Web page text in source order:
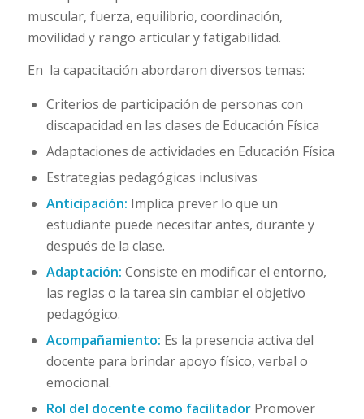
muscular, fuerza, equilibrio, coordinación,
movilidad y rango articular y fatigabilidad.
En la capacitación abordaron diversos temas:
Criterios de participación de personas con
discapacidad en las clases de Educación Física
Adaptaciones de actividades en Educación Física
Estrategias pedagógicas inclusivas
Anticipación: Implica prever lo que un
estudiante puede necesitar antes, durante y
después de la clase.
Adaptación: Consiste en modificar el entorno,
las reglas o la tarea sin cambiar el objetivo
pedagógico.
Acompañamiento: Es la presencia activa del
docente para brindar apoyo físico, verbal o
emocional.
Rol del docente como facilitadorPromover